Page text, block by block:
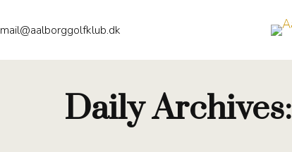
mail@aalborggolfklub.dk
Daily Archives: